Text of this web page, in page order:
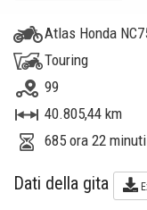
Atlas Honda
Touring
99
40.805,44 km
685 ora 22 minuti
Dati della gita